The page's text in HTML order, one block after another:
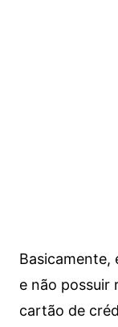
Basicamente,
e não possuir
cartão de